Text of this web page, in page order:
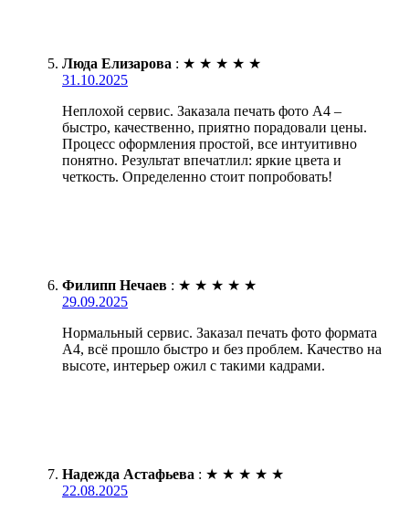
Люда Елизарова : ★ ★ ★ ★ ★
31.10.2025
Неплохой сервис. Заказала печать фото А4 –
быстро, качественно, приятно порадовали цены.
Процесс оформления простой, все интуитивно
понятно. Результат впечатлил: яркие цвета и
четкость. Определенно стоит попробовать!
Филипп Нечаев : ★ ★ ★ ★ ★
29.09.2025
Нормальный сервис. Заказал печать фото формата
А4, всё прошло быстро и без проблем. Качество на
высоте, интерьер ожил с такими кадрами.
Надежда Астафьева : ★ ★ ★ ★ ★
22.08.2025